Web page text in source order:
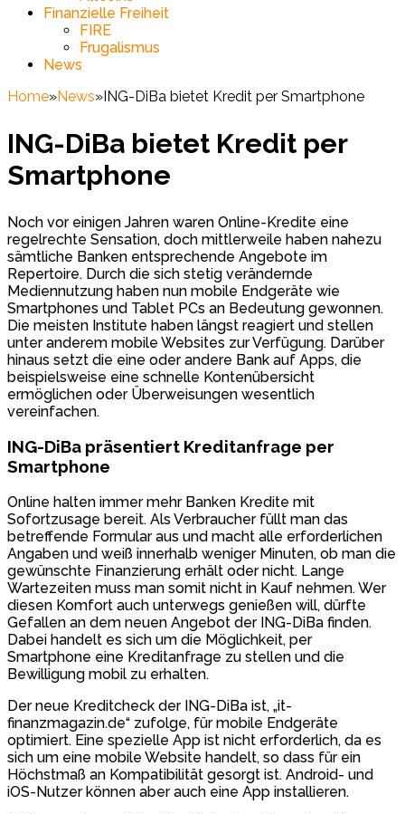
Finanzielle Freiheit
FIRE
Frugalismus
News
Home»News»ING-DiBa bietet Kredit per Smartphone
ING-DiBa bietet Kredit per
Smartphone
Noch vor einigen Jahren waren Online-Kredite eine
regelrechte Sensation, doch mittlerweile haben nahezu
sämtliche Banken entsprechende Angebote im
Repertoire. Durch die sich stetig verändernde
Mediennutzung haben nun mobile Endgeräte wie
Smartphones und Tablet PCs an Bedeutung gewonnen.
Die meisten Institute haben längst reagiert und stellen
unter anderem mobile Websites zur Verfügung. Darüber
hinaus setzt die eine oder andere Bank auf Apps, die
beispielsweise eine schnelle Kontenübersicht
ermöglichen oder Überweisungen wesentlich
vereinfachen.
ING-DiBa präsentiert Kreditanfrage per
Smartphone
Online halten immer mehr Banken Kredite mit
Sofortzusage bereit. Als Verbraucher füllt man das
betreffende Formular aus und macht alle erforderlichen
Angaben und weiß innerhalb weniger Minuten, ob man die
gewünschte Finanzierung erhält oder nicht. Lange
Wartezeiten muss man somit nicht in Kauf nehmen. Wer
diesen Komfort auch unterwegs genießen will, dürfte
Gefallen an dem neuen Angebot der ING-DiBa finden.
Dabei handelt es sich um die Möglichkeit, per
Smartphone eine Kreditanfrage zu stellen und die
Bewilligung mobil zu erhalten.
Der neue Kreditcheck der ING-DiBa ist, „it-
finanzmagazin.de“ zufolge, für mobile Endgeräte
optimiert. Eine spezielle App ist nicht erforderlich, da es
sich um eine mobile Website handelt, so dass für ein
Höchstmaß an Kompatibilität gesorgt ist. Android- und
iOS-Nutzer können aber auch eine App installieren.